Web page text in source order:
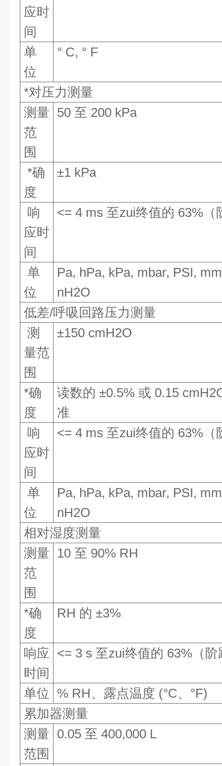
应时
间
单
位
° C, ° F
*对压力测量
测量
范
围
50 至 200 kPa
*确
度
±1 kPa
响
应时
间
<= 4 ms 至zui终值的 63%
单
位
Pa, hPa, kPa, mbar, PSI,
nH2O
低差/呼吸回路压力测量
测
量范
围
±150 cmH2O
*确
度
读数的 ±0.5% 或 0.15
准
响
应时
间
<= 4 ms 至zui终值的 63%（
单
位
Pa, hPa, kPa, mbar, PSI,
nH2O
相对湿度测量
测量
范
围
10 至 90% RH
*确
度
RH 的 ±3%
响应
时间
<= 3 s 至zui终值的 63%（
单位 % RH、露点温度 (°C、°F)
累加器测量
测量
范围
0.05 至 400,000 L